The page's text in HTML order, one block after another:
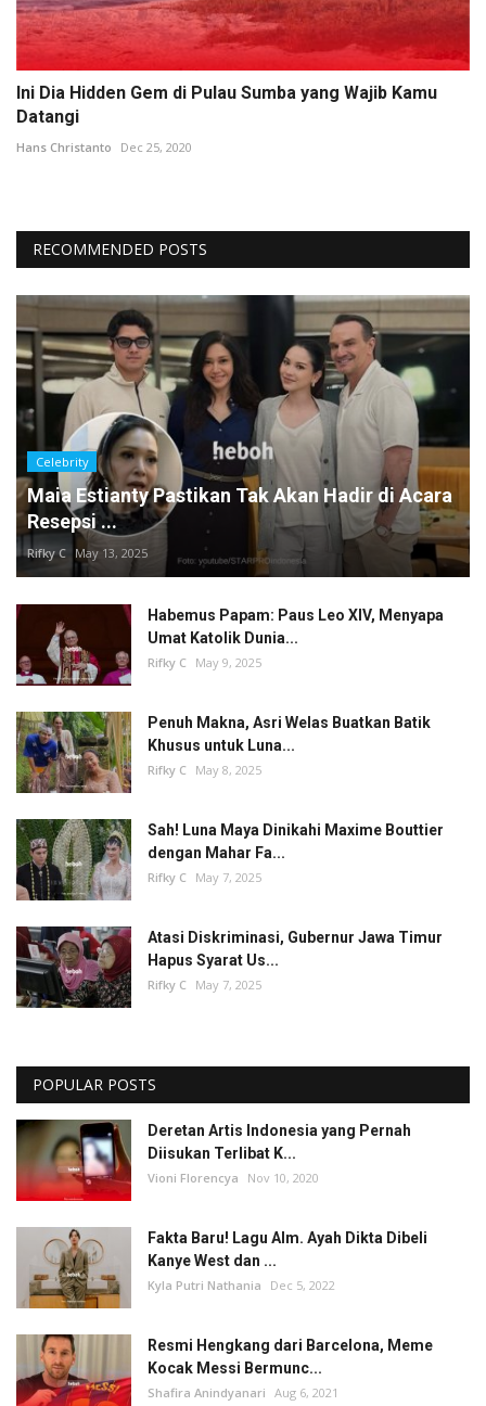
Ini Dia Hidden Gem di Pulau Sumba yang Wajib Kamu
Datangi
Hans Christanto Dec 25, 2020
RECOMMENDED POSTS
Celebrity
Maia Estianty Pastikan Tak Akan Hadir di Acara
Resepsi ...
Rifky C May 13, 2025
Habemus Papam: Paus Leo XIV, Menyapa
Umat Katolik Dunia...
Rifky C May 9, 2025
Penuh Makna, Asri Welas Buatkan Batik
Khusus untuk Luna...
Rifky C May 8, 2025
Sah! Luna Maya Dinikahi Maxime Bouttier
dengan Mahar Fa...
Rifky C May 7, 2025
Atasi Diskriminasi, Gubernur Jawa Timur
Hapus Syarat Us...
Rifky C May 7, 2025
POPULAR POSTS
Deretan Artis Indonesia yang Pernah
Diisukan Terlibat K...
Vioni Florencya Nov 10, 2020
Fakta Baru! Lagu Alm. Ayah Dikta Dibeli
Kanye West dan ...
Kyla Putri Nathania Dec 5, 2022
Resmi Hengkang dari Barcelona, Meme
Kocak Messi Bermunc...
Shafira Anindyanari Aug 6, 2021